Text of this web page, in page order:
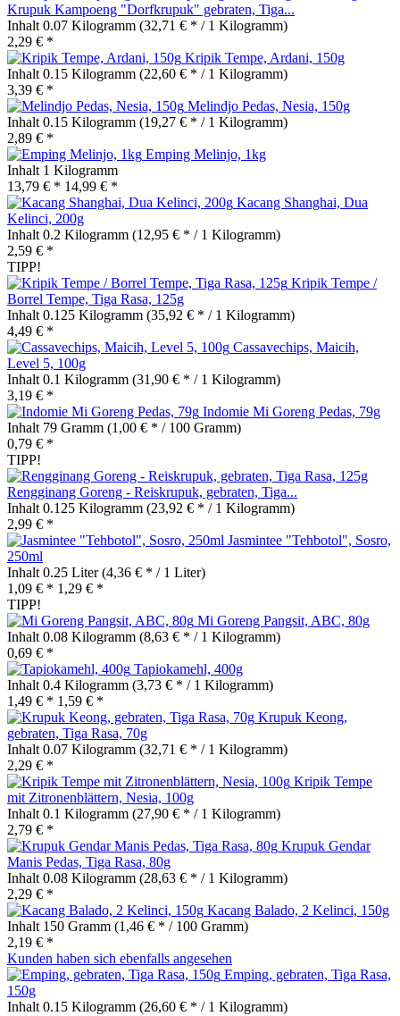
Krupuk Kampoeng "Dorfkrupuk" gebraten, Tiga...
Inhalt 0.07 Kilogramm (32,71 € * / 1 Kilogramm)
2,29 € *
Kripik Tempe, Ardani, 150g
Inhalt 0.15 Kilogramm (22,60 € * / 1 Kilogramm)
3,39 € *
Melindjo Pedas, Nesia, 150g
Inhalt 0.15 Kilogramm (19,27 € * / 1 Kilogramm)
2,89 € *
Emping Melinjo, 1kg
Inhalt 1 Kilogramm
13,79 € * 14,99 € *
Kacang Shanghai, Dua
Kelinci, 200g
Inhalt 0.2 Kilogramm (12,95 € * / 1 Kilogramm)
2,59 € *
TIPP!
Kripik Tempe /
Borrel Tempe, Tiga Rasa, 125g
Inhalt 0.125 Kilogramm (35,92 € * / 1 Kilogramm)
4,49 € *
Cassavechips, Maicih,
Level 5, 100g
Inhalt 0.1 Kilogramm (31,90 € * / 1 Kilogramm)
3,19 € *
Indomie Mi Goreng Pedas, 79g
Inhalt 79 Gramm (1,00 € * / 100 Gramm)
0,79 € *
TIPP!
Rengginang Goreng - Reiskrupuk, gebraten, Tiga...
Inhalt 0.125 Kilogramm (23,92 € * / 1 Kilogramm)
2,99 € *
Jasmintee "Tehbotol", Sosro,
250ml
Inhalt 0.25 Liter(4,36 € * / 1 Liter)
1,09 € * 1,29 € *
TIPP!
Mi Goreng Pangsit, ABC, 80g
Inhalt 0.08 Kilogramm (8,63 € * / 1 Kilogramm)
0,69 € *
Tapiokamehl, 400g
Inhalt 0.4 Kilogramm (3,73 € * / 1 Kilogramm)
1,49 € * 1,59 € *
Krupuk Keong,
gebraten, Tiga Rasa, 70g
Inhalt 0.07 Kilogramm (32,71 € * / 1 Kilogramm)
2,29 € *
Kripik Tempe
mit Zitronenblättern, Nesia, 100g
Inhalt 0.1 Kilogramm (27,90 € * / 1 Kilogramm)
2,79 € *
Krupuk Gendar
Manis Pedas, Tiga Rasa, 80g
Inhalt 0.08 Kilogramm (28,63 € * / 1 Kilogramm)
2,29 € *
Kacang Balado, 2 Kelinci, 150g
Inhalt 150 Gramm (1,46 € * / 100 Gramm)
2,19 € *
Kunden haben sich ebenfalls angesehen
Emping, gebraten, Tiga Rasa,
150g
Inhalt 0.15 Kilogramm (26,60 € * / 1 Kilogramm)